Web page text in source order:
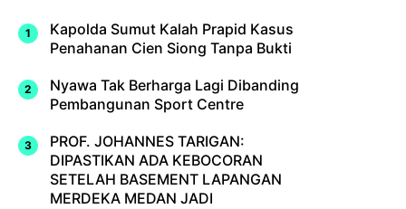
Kapolda Sumut Kalah Prapid Kasus
Penahanan Cien Siong Tanpa Bukti
Nyawa Tak Berharga Lagi Dibanding
Pembangunan Sport Centre
PROF. JOHANNES TARIGAN:
DIPASTIKAN ADA KEBOCORAN
SETELAH BASEMENT LAPANGAN
MERDEKA MEDAN JADI